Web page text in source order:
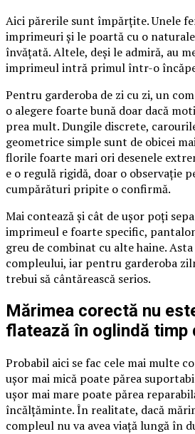
Aici părerile sunt împărțite. Unele
imprimeuri și le poartă cu o
învățată. Altele, deși le admiră, au
imprimeul intră primul într-o
Pentru garderoba de zi cu zi, un
o alegere foarte bună doar dacă
prea mult. Dungile discrete,
geometrice simple sunt de obicei
florile foarte mari ori desenele
e o regulă rigidă, doar o observație
cumpărături pripite o confirmă.
Mai contează și cât de ușor poți
imprimeul e foarte specific,
greu de combinat cu alte haine.
compleului, iar pentru garderoba
trebui să cântărească serios.
Mărimea corectă nu
flatează în oglindă timp
Probabil aici se fac cele mai multe
ușor mai mică poate părea
ușor mai mare poate părea
încălțăminte. În realitate, dacă
compleul nu va avea viață lungă în